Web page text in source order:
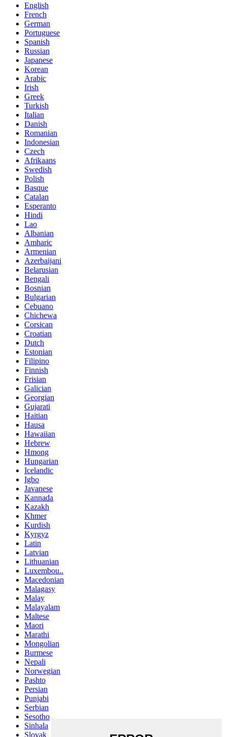
English
French
German
Portuguese
Spanish
Russian
Japanese
Korean
Arabic
Irish
Greek
Turkish
Italian
Danish
Romanian
Indonesian
Czech
Afrikaans
Swedish
Polish
Basque
Catalan
Esperanto
Hindi
Lao
Albanian
Amharic
Armenian
Azerbaijani
Belarusian
Bengali
Bosnian
Bulgarian
Cebuano
Chichewa
Corsican
Croatian
Dutch
Estonian
Filipino
Finnish
Frisian
Galician
Georgian
Gujarati
Haitian
Hausa
Hawaiian
Hebrew
Hmong
Hungarian
Icelandic
Igbo
Javanese
Kannada
Kazakh
Khmer
Kurdish
Kyrgyz
Latin
Latvian
Lithuanian
Luxembou..
Macedonian
Malagasy
Malay
Malayalam
Maltese
Maori
Marathi
Mongolian
Burmese
Nepali
Norwegian
Pashto
Persian
Punjabi
Serbian
Sesotho
Sinhala
Slovak